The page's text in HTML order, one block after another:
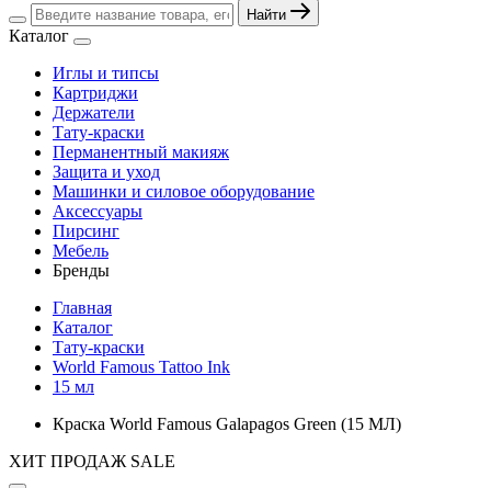
Найти
Каталог
Иглы и типсы
Картриджи
Держатели
Тату-краски
Перманентный макияж
Защита и уход
Машинки и силовое оборудование
Аксессуары
Пирсинг
Мебель
Бренды
Главная
Каталог
Тату-краски
World Famous Tattoo Ink
15 мл
Краска World Famous Galapagos Green (15 МЛ)
ХИТ ПРОДАЖ SALE